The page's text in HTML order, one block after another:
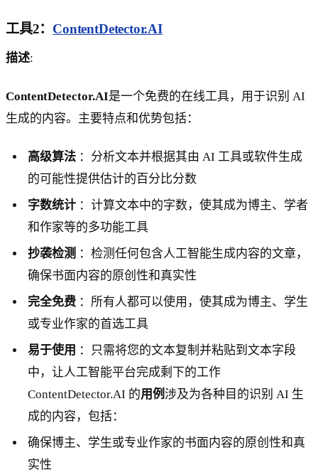
工具2： ContentDetector.AI
描述:
ContentDetector.AI是一个免费的在线工具，用于识别 AI
生成的内容。主要特点和优势包括：
高级算法 ：分析文本并根据其由 AI 工具或软件生成
的可能性提供估计的百分比分数
字数统计 ：计算文本中的字数，使其成为博主、学者
和作家等的多功能工具
抄袭检测 ：检测任何包含人工智能生成内容的文章，
确保书面内容的原创性和真实性
完全免费 ：所有人都可以使用，使其成为博主、学生
或专业作家的首选工具
易于使用 ：只需将您的文本复制并粘贴到文本字段
中，让人工智能平台完成剩下的工作
ContentDetector.AI 的用例涉及为各种目的识别 AI 生
成的内容，包括：
确保博主、学生或专业作家的书面内容的原创性和真
实性